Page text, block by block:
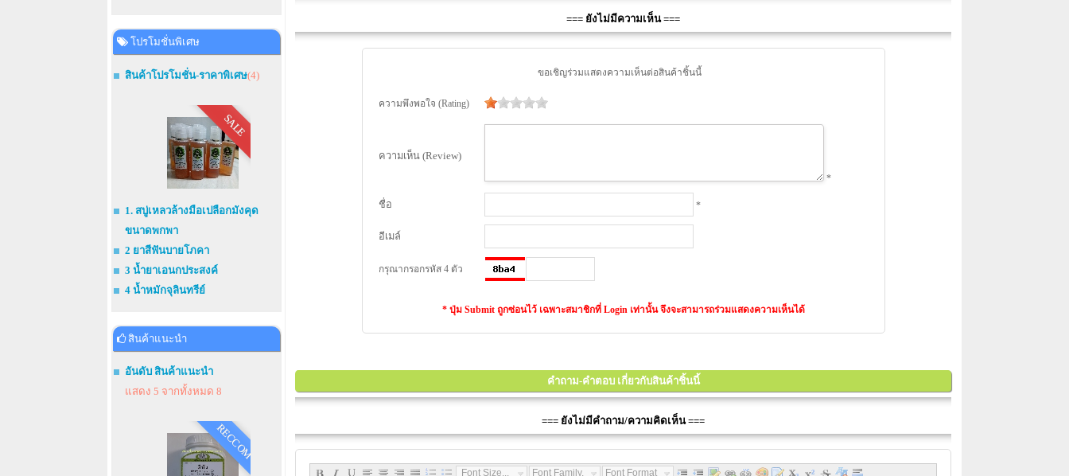
โปรโมชั่นพิเศษ
สินค้าโปรโมชั่น-ราคาพิเศษ(4)
SALE
1. สบู่เหลวล้างมือเปลือกมังคุด
ขนาดพกพา
2 ยาสีฟันบายโภคา
3 น้ำยาเอนกประสงค์
4 น้ำหมักจุลินทรีย์
สินค้าแนะนำ
อันดับ สินค้าแนะนำ
แสดง 5 จากทั้งหมด 8
RECCOM
=== ยังไม่มีความเห็น ===
ขอเชิญร่วมแสดงความเห็นต่อสินค้าชิ้นนี้
ความพึงพอใจ (Rating)
ความเห็น (Review)
*
ชื่อ *
อีเมล์
กรุณากรอกรหัส 4 ตัว
* ปุ่ม Submit ถูกซ่อนไว้ เฉพาะสมาชิกที่ Login เท่านั้น จึงจะสามารถร่วมแสดงความเห็นได้
คำถาม-คำตอบ เกี่ยวกับสินค้าชิ้นนี้
=== ยังไม่มีคำถาม/ความคิดเห็น ===
Font Size... Font Family... Font Format...